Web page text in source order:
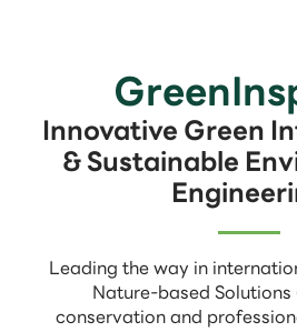
Innovative Green
& Sustainable
Leading the way in
Nature-based
conservation and